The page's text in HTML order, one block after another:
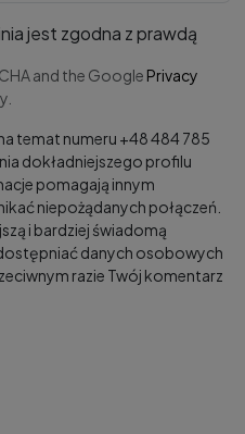
jest zgodna z prawdą
and the Google Privacy
temat numeru +48 484 785
dokładniejszego profilu
pomagają innym
niepożądanych połączeń.
i bardziej świadomą
danych osobowych
razie Twój komentarz